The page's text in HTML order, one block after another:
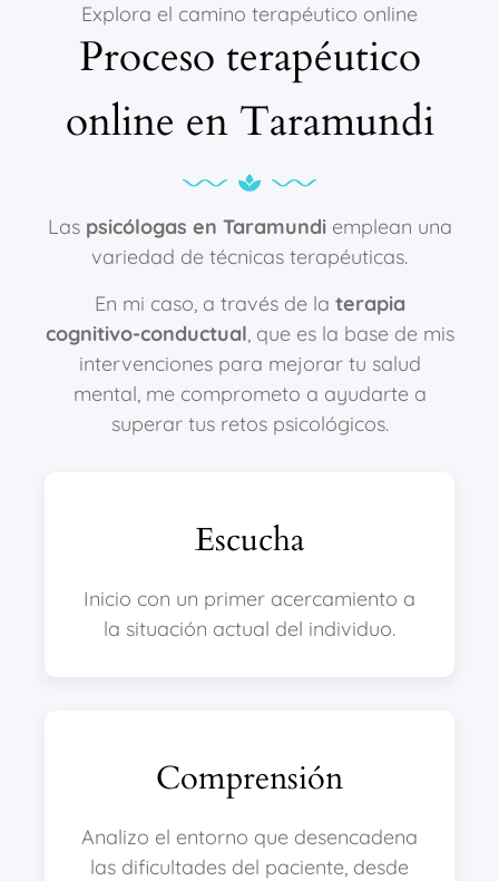
Explora el camino terapéutico online
Proceso terapéutico
online en Taramundi
Las psicólogas en Taramundiemplean una
variedad de técnicas terapéuticas.
En mi caso, a través de la terapia
cognitivo-conductual, que es la base de mis
intervenciones para mejorar tu salud
mental, me comprometo a ayudarte a
superar tus retos psicológicos.
Escucha
Inicio con un primer acercamiento a
la situación actual del individuo.
Comprensión
Analizo el entorno que desencadena
las dificultades del paciente, desde